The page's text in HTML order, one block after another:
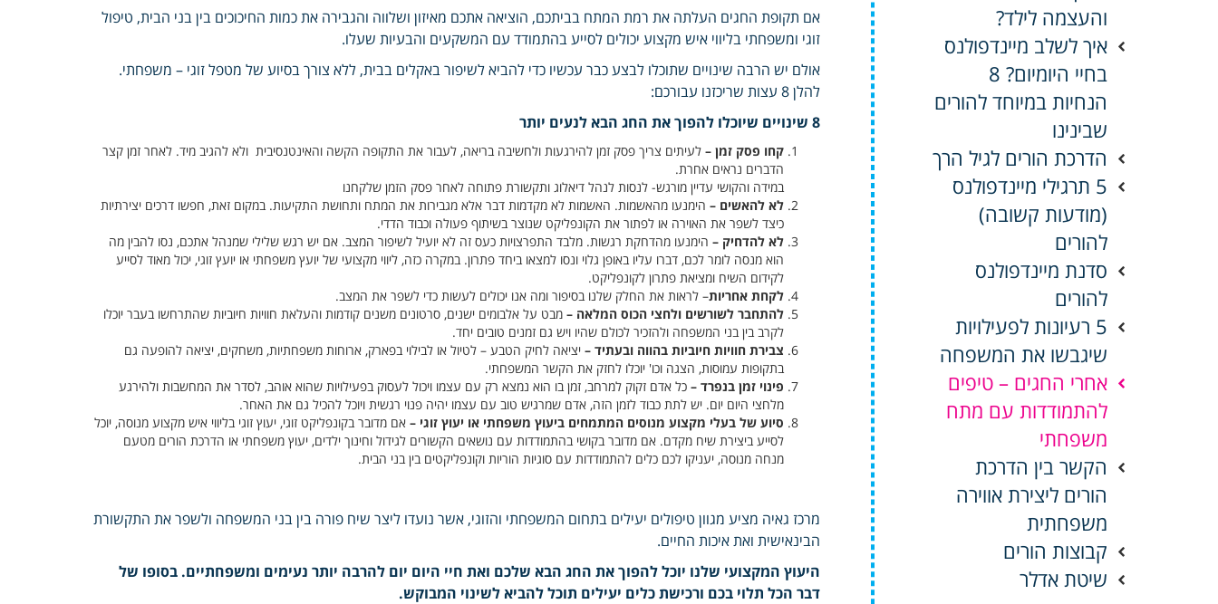
אם תקופת החגים העלתה את רמת המתח בביתכם, הוציאה אתכם מאיזון ושלווה והגבירה את כמות החיכוכים בין בני הבית, טיפול
זוגי ומשפחתי בליווי איש מקצוע יכולים לסייע בהתמודד עם המשקעים והבעיות שעלו.
אולם יש הרבה שינויים שתוכלו לבצע כבר עכשיו כדי להביא לשיפור באקלים בבית, ללא צורך בסיוע של מטפל זוגי – משפחתי.
להלן 8 עצות שריכזנו עבורכם:
8 שינויים שיוכלו להפוך את החג הבא לנעים יותר
קחו פסק זמן –לעיתים צריך פסק זמן להירגעות ולחשיבה בריאה, לעבור את התקופה הקשה והאינטנסיבית ולא להגיב מיד. לאחר זמן קצר
הדברים נראים אחרת.
במידה והקושי עדיין מורגש- לנסות לנהל דיאלוג ותקשורת פתוחה לאחר פסק הזמן שלקחנו
לא להאשים – הימנעו מהאשמות. האשמות לא מקדמות דבר אלא מגבירות את המתח ותחושת התקיעות. במקום זאת, חפשו דרכים יצירתיות
כיצד לשפר את האוירה או לפתור את הקונפליקט שנוצר בשיתוף פעולה וכבוד הדדי.
לא להדחיק – הימנעו מהדחקת רגשות. מלבד התפרצויות כעס זה לא יועיל לשיפור המצב. אם יש רגש שלילי שמנהל אתכם, נסו להבין מה
הוא מנסה לומר לכם, דברו עליו באופן גלוי ונסו למצאו ביחד פתרון. במקרה כזה, ליווי מקצועי של יועץ משפחתי או יועץ זוגי, יכול מאוד לסייע
לקידום השיח ומציאת פתרון לקונפליקט.
לקחת אחריות– לראות את החלק שלנו בסיפור ומה אנו יכולים לעשות כדי לשפר את המצב.
להתחבר לשורשים ולחצי הכוס המלאה –מבט על אלבומים ישנים, סרטונים משנים קודמות והעלאת חוויות חיוביות שהתרחשו בעבר יוכלו
לקרב בין בני המשפחה ולהזכיר לכולם שהיו ויש גם זמנים טובים יחד.
צבירת חוויות חיוביות בהווה ובעתיד –יציאה לחיק הטבע – לטיול או לבילוי בפארק, ארוחות משפחתיות, משחקים, יציאה להופעה גם
בתקופות עמוסות, הצגה וכו' יוכלו לחזק את הקשר המשפחתי.
פינוי זמן בנפרד –כל אדם זקוק למרחב, זמן בו הוא נמצא רק עם עצמו ויכול לעסוק בפעילויות שהוא אוהב, לסדר את המחשבות ולהירגע
מלחצי היום יום. יש לתת כבוד לזמן הזה, אדם שמרגיש טוב עם עצמו יהיה פנוי רגשית ויוכל להכיל גם את האחר.
סיוע של בעלי מקצוע מנוסים המתמחים ביעוץ משפחתי או יעוץ זוגי –אם מדובר בקונפליקט זוגי, יעוץ זוגי בליווי איש מקצוע מנוסה, יוכל
לסייע ביצירת שיח מקדם. אם מדובר בקושי בהתמודדות עם נושאים הקשורים לגידול וחינוך ילדים, יעוץ משפחתי או הדרכת הורים מטעם
מנחה מנוסה, יעניקו לכם כלים להתמודדות עם סוגיות הוריות וקונפליקטים בין בני הבית.
מרכז גאיה מציע מגוון טיפולים יעילים בתחום המשפחתי והזוגי, אשר נועדו ליצר שיח פורה בין בני המשפחה ולשפר את התקשורת
הבינאישית ואת איכות החיים.
היעוץ המקצועי שלנו יוכל להפוך את החג הבא שלכם ואת חיי היום יום להרבה יותר נעימים ומשפחתיים. בסופו של
דבר הכל תלוי בכם ורכישת כלים יעילים תוכל להביא לשינוי המבוקש.
והעצמה לילד?
איך לשלב מיינדפולנס
בחיי היומיום? 8
הנחיות במיוחד להורים
שבינינו
הדרכת הורים לגיל הרך
5 תרגילי מיינדפולנס
(מודעות קשובה)
להורים
סדנת מיינדפולנס
להורים
5 רעיונות לפעילויות
שיגבשו את המשפחה
אחרי החגים – טיפים
להתמודדות עם מתח
משפחתי
הקשר בין הדרכת
הורים ליצירת אווירה
משפחתית
קבוצות הורים
שיטת אדלר